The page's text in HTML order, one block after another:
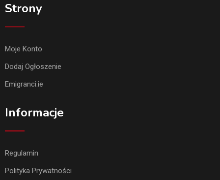
Strony
Moje Konto
Dodaj Ogłoszenie
Emigranci.ie
Informacje
Regulamin
Polityka Prywatności